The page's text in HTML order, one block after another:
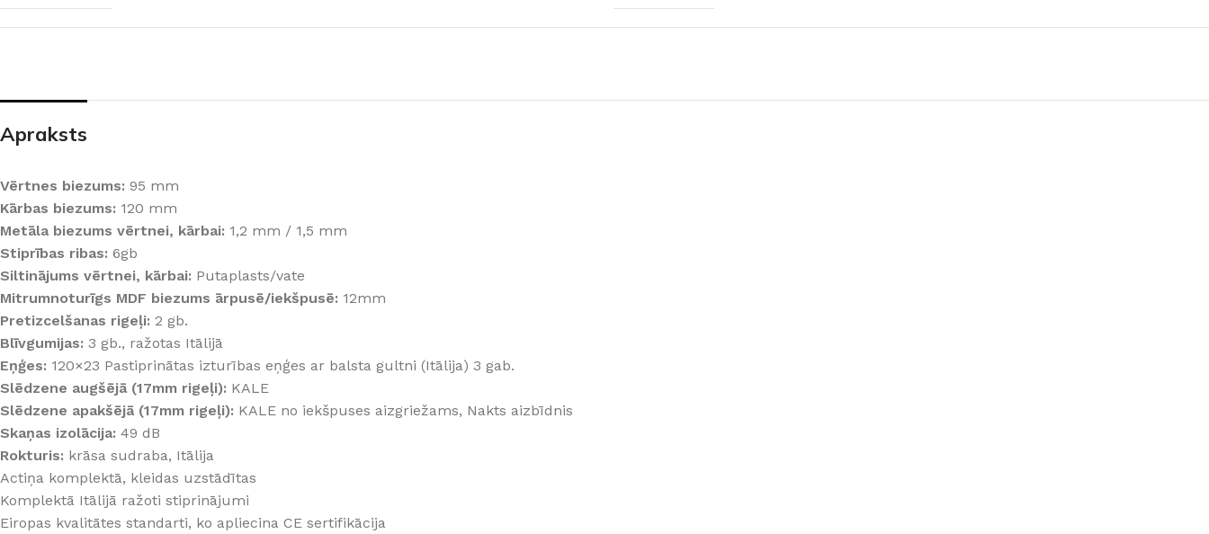
Sīkāk
PALĪGINSTRUMENTI
Rullīši
Klinkera
Aplūkojiet ražotāja kolekcijas, kuras sastādījuši
Apraksts
Vērtnes biezums: 95 mm
Kārbas biezums: 120 mm
Metāla biezums vērtnei, kārbai: 1,2 mm / 1,5 mm
Stiprības ribas: 6gb
Siltinājums vērtnei, kārbai: Putaplasts/vate
Mitrumnoturīgs MDF biezums ārpusē/iekšpusē: 12mm
Pretizcelšanas rigeļi: 2 gb.
Blīvgumijas: 3 gb., ražotas Itālijā
Eņģes: 120×23 Pastiprinātas izturības eņģes ar balsta gultni (Itālija) 3 gab.
Slēdzene augšējā (17mm rigeļi): KALE
Slēdzene apakšējā (17mm rigeļi): KALE no iekšpuses aizgriežams, Nakts aizbīdnis
Skaņas izolācija: 49 dB
Rokturis: krāsa sudraba, Itālija
Actiņa komplektā, kleidas uzstādītas
Komplektā Itālijā ražoti stiprinājumi
Eiropas kvalitātes standarti, ko apliecina CE sertifikācija